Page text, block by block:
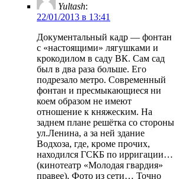
Yultash:
22/01/2013 в 13:41
Документальный кадр — фонтан
с «настоящими» лягушками и
крокодилом в саду ВК. Сам сад
был в два раза больше. Его
подрезало метро. Современный
фонтан и пресмыкающиеся ни
коем образом не имеют
отношение к княжеским. На
заднем плане решётка со стороны
ул.Ленина, а за ней здание
Водхоза, где, кроме прочих,
находился ГСКБ по ирригации…
(кинотеатр «Молодая гвардия»
правее). Фото из сети… Точно